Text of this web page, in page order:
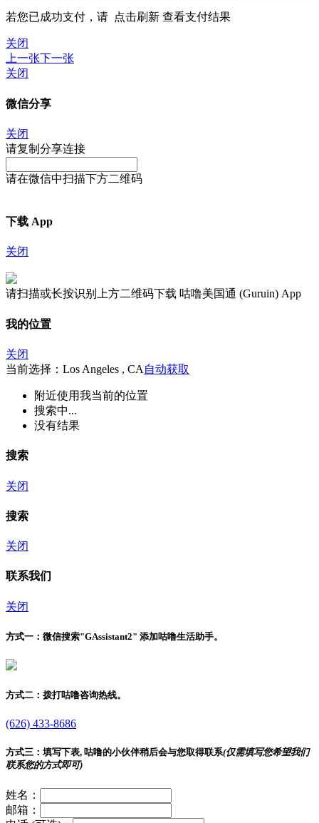
若您已成功支付，请 点击刷新 查看支付结果
关闭
上一张下一张
关闭
微信分享
关闭
请复制分享连接
请在微信中扫描下方二维码
下载 App
关闭
请扫描或长按识别上方二维码下载 咕噜美国通 (Guruin) App
我的位置
关闭
当前选择：Los Angeles , CA 自动获取
附近使用我当前的位置
搜索中...
没有结果
搜索
关闭
搜索
关闭
联系我们
关闭
方式一： 微信搜索"GAssistant2" 添加咕噜生活助手。
方式二： 拨打咕噜咨询热线。
(626) 433-8686
方式三： 填写下表, 咕噜的小伙伴稍后会与您取得联系(仅需填写您希望我们
联系您的方式即可)
姓名：
邮箱：